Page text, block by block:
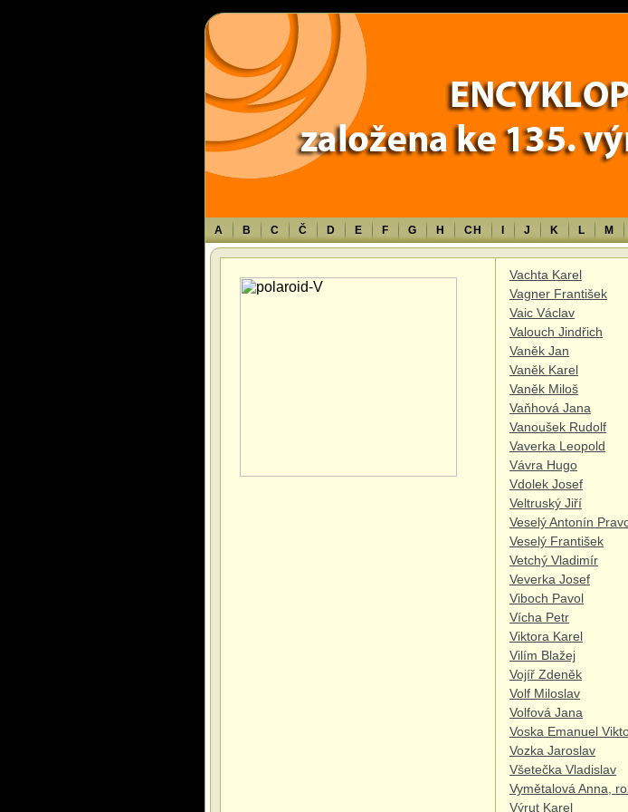
: Use of undefined constant TXT - assumed 'TXT' (this will throw an Error in a future version of PHP) in /
A B C Č D E F G H CH J K L M
Vachta Karel
Vagner František
Vaic Václav
Valouch Jindřich
Vaněk Jan
Vaněk Karel
Vaněk Miloš
Vaňhová Jana
Vanoušek Rudolf
Vaverka Leopold
Vávra Hugo
Vdolek Josef
Veltruský Jiří
Veselý Antonín
Veselý František
Vetchý Vladimír
Veverka Josef
Viboch Pavol
Vícha Petr
Viktora Karel
Vilím Blažej
Vojíř Zdeněk
Volf Miloslav
Volfová Jana
Voska Emanuel
Vozka Jaroslav
Všetečka Vladislav
Vymětalová Anna,
Výrut Karel